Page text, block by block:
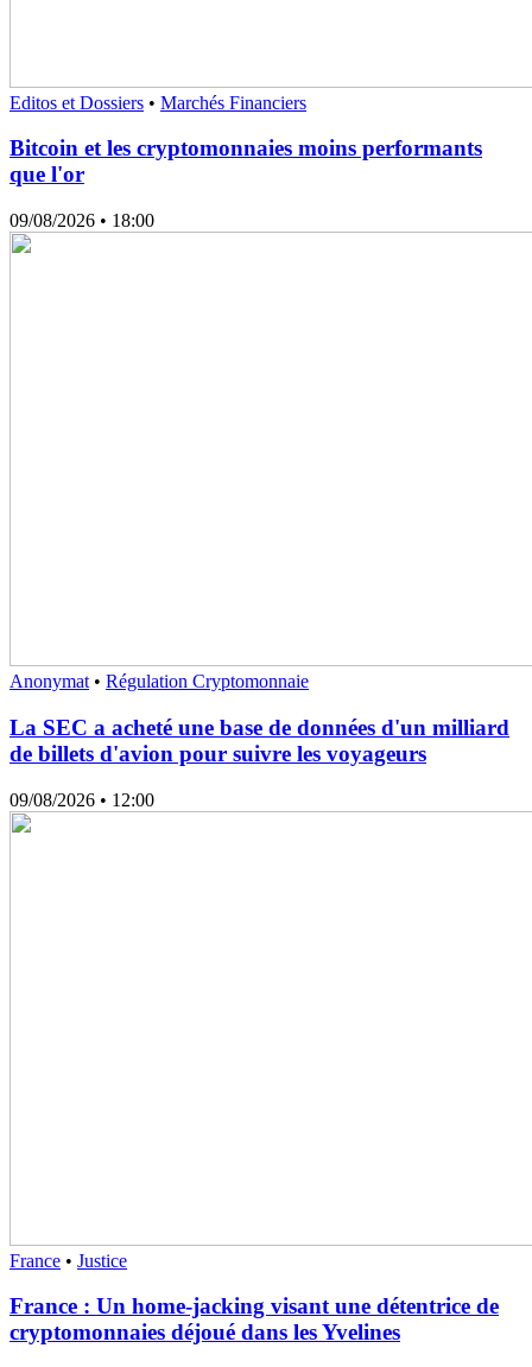
Editos et Dossiers • Marchés Financiers
Bitcoin et les cryptomonnaies moins performants
que l'or
09/08/2026 • 18:00
Anonymat • Régulation Cryptomonnaie
La SEC a acheté une base de données d'un milliard
de billets d'avion pour suivre les voyageurs
09/08/2026 • 12:00
France • Justice
France : Un home-jacking visant une détentrice de
cryptomonnaies déjoué dans les Yvelines